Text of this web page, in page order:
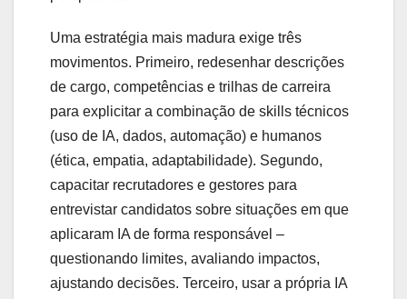
Uma estratégia mais madura exige três
movimentos. Primeiro, redesenhar descrições
de cargo, competências e trilhas de carreira
para explicitar a combinação de skills técnicos
(uso de IA, dados, automação) e humanos
(ética, empatia, adaptabilidade). Segundo,
capacitar recrutadores e gestores para
entrevistar candidatos sobre situações em que
aplicaram IA de forma responsável –
questionando limites, avaliando impactos,
ajustando decisões. Terceiro, usar a própria IA